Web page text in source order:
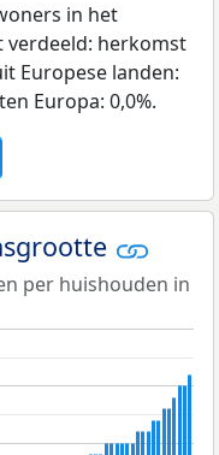
in het
verdeeld: herkomst
Europese landen:
Europa: 0,0%.
per huishouden in